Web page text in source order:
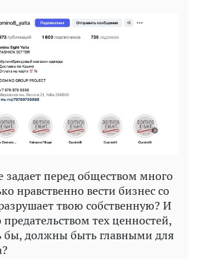
задает перед обществом много
нравственно вести бизнес со
твою собственную? И
предательством тех ценностей,
бы, должны быть главными для